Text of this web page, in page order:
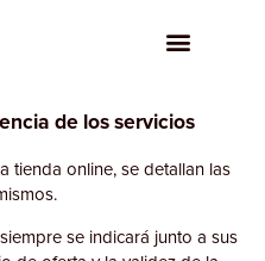
de los servicios
tienda online, se detallan las
se indicará junto a sus